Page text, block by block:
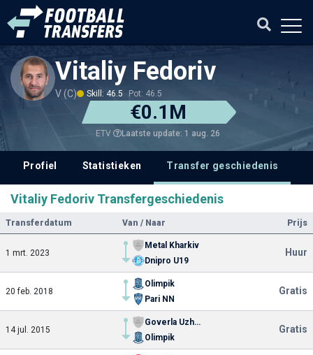
Vitaliy Fedoriv
V (C) Skill: 46.5 Pot: 46.5
€0.1M
ETV Laatste update: 1 aug. 26
Profiel Statistieken Transfer geschiedenis
Vitaliy Fedoriv Transfergeschiedenis
Transferdatum Van / Naar Prijs
1 mrt. 2023
Metal Kharkiv
Dnipro U19
Huur
20 feb. 2018
Olimpik
Pari NN
Gratis
14 jul. 2015
Goverla Uzhgorod
Olimpik
Gratis